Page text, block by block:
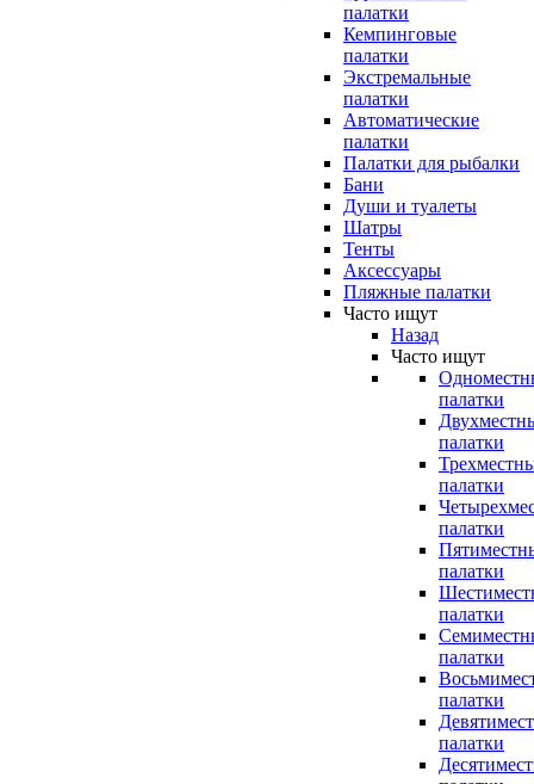
палатки
Кемпинговые
палатки
Экстремальные
палатки
Автоматические
палатки
Палатки для рыбалки
Бани
Души и туалеты
Шатры
Тенты
Аксессуары
Пляжные палатки
Часто ищут
Назад
Часто ищут
палатки
палатки
палатки
палатки
палатки
палатки
палатки
палатки
палатки